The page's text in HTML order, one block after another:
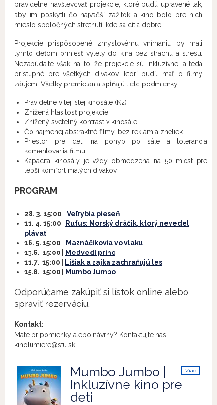
pravidelne navštevovať projekcie, ktoré budú upravené tak,
aby im poskytli čo najväčší zážitok a kino bolo pre nich
miesto spoločných stretnutí, kde sa cítia dobre.
Projekcie prispôsobené zmyslovému vnímaniu by mali
týmto deťom priniesť výlety do kina bez strachu a stresu.
Nezabúdajte však na to, že projekcie sú inkluzívne, a teda
prístupné pre všetkých divákov, ktorí budú mať o filmy
záujem. Všetky premietania spĺňajú tieto podmienky:
Pravidelne v tej istej kinosále (K2)
Znížená hlasitosť projekcie
Znížený svetelný kontrast v kinosále
Čo najmenej abstraktné filmy, bez reklám a zneliek
Priestor pre deti na pohyb po sále a tolerancia
komentovania filmu
Kapacita kinosály je vždy obmedzená na 50 miest pre
lepší komfort malých divákov
PROGRAM
28. 3. 15:00
Veľrybia pieseň
11. 4. 15:00
Rufus: Morský dráčik, ktorý nevedel
plávať
16. 5. 15:00
Maznáčikovia vo vlaku
13.6. 15:00 |
Medvedí princ
11.7. 15:00 |
Lišiak a zajka zachraňujú les
15.8. 15:00
Mumbo Jumbo
Odporúčame zakúpiť si lístok online alebo
spraviť rezerváciu.
Kontakt:
Máte pripomienky alebo návrhy? Kontaktujte nás:
kinolumiere@sfu.sk
Viac
Mumbo Jumbo |
Inkluzívne kino pre
deti